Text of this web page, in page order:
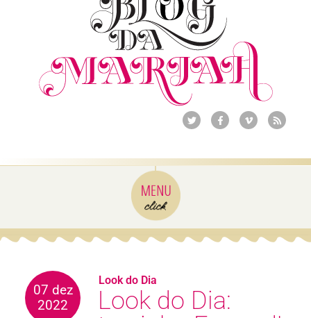
07 dez
2022
Look do Dia
Look do Dia: